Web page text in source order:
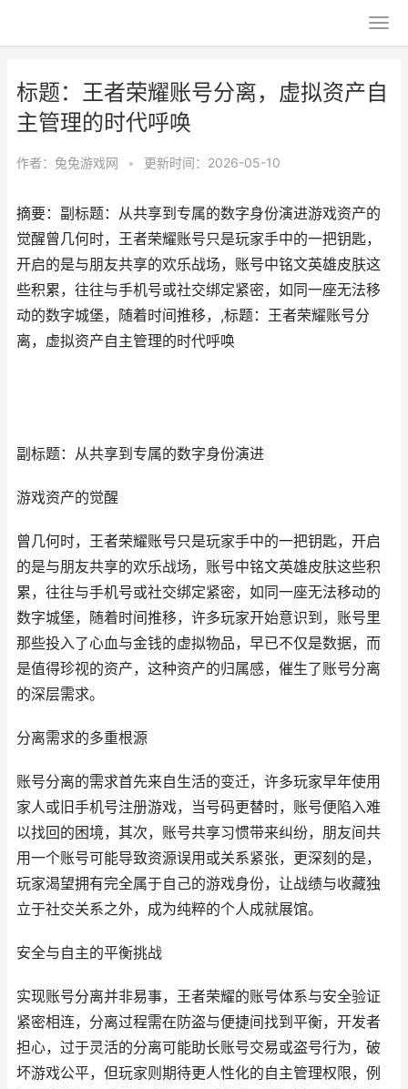
标题：王者荣耀账号分离，虚拟资产自
主管理的时代呼唤
作者： 兔兔游戏网 • 更新时间：2026-05-10
摘要：副标题：从共享到专属的数字身份演进游戏资产的
觉醒曾几何时，王者荣耀账号只是玩家手中的一把钥匙，
开启的是与朋友共享的欢乐战场，账号中铭文英雄皮肤这
些积累，往往与手机号或社交绑定紧密，如同一座无法移
动的数字城堡，随着时间推移，,标题：王者荣耀账号分
离，虚拟资产自主管理的时代呼唤
副标题：从共享到专属的数字身份演进
游戏资产的觉醒
曾几何时，王者荣耀账号只是玩家手中的一把钥匙，开启
的是与朋友共享的欢乐战场，账号中铭文英雄皮肤这些积
累，往往与手机号或社交绑定紧密，如同一座无法移动的
数字城堡，随着时间推移，许多玩家开始意识到，账号里
那些投入了心血与金钱的虚拟物品，早已不仅是数据，而
是值得珍视的资产，这种资产的归属感，催生了账号分离
的深层需求。
分离需求的多重根源
账号分离的需求首先来自生活的变迁，许多玩家早年使用
家人或旧手机号注册游戏，当号码更替时，账号便陷入难
以找回的困境，其次，账号共享习惯带来纠纷，朋友间共
用一个账号可能导致资源误用或关系紧张，更深刻的是，
玩家渴望拥有完全属于自己的游戏身份，让战绩与收藏独
立于社交关系之外，成为纯粹的个人成就展馆。
安全与自主的平衡挑战
实现账号分离并非易事，王者荣耀的账号体系与安全验证
紧密相连，分离过程需在防盗与便捷间找到平衡，开发者
担心，过于灵活的分离可能助长账号交易或盗号行为，破
坏游戏公平，但玩家则期待更人性化的自主管理权限，例